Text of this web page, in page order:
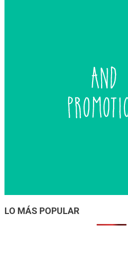
LO MÁS POPULAR